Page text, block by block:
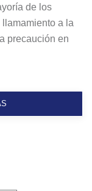
de los
a la
precaución en